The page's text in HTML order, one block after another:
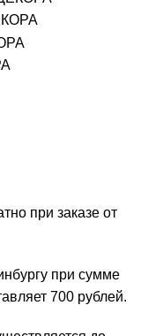
при заказе от
при сумме
700 рублей.